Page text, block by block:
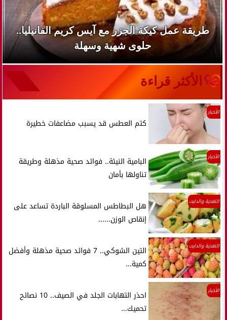
طريقة عمل كيكة الجزر مع آيس كريم الفانيليا..
حلوى شهية وسهلة
الأكثر قراءة
الأخبار
كتم العطس قد يسبب مضاعفات خطيرة
الأخبار
البامية النيئة.. فوائد صحية مذهلة وطريقة
تناولها بأمان
التغذية والدايت
هل البطاطس المسلوقة الباردة تساعد على
إنقاص الوزن......
التغذية والدايت
التين الشوكي.. 7 فوائد صحية مذهلة وأفضل
كمية...
الأخبار
احذر التهابات الجلد في الصيف.. 10 نصائح
تحميك...